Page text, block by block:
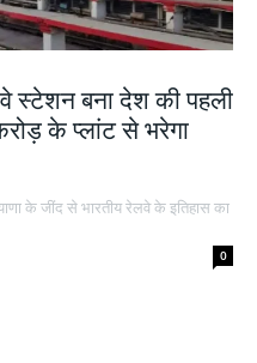
स्टेशन बना देश की पहली
के प्लांट से भरेगा
के जींद से भारतीय रेलवे के इतिहास का
0